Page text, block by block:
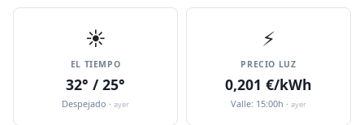
☀️
EL TIEMPO
32° / 25°
Despejado · ayer
⚡
PRECIO LUZ
0,201 €/kWh
Valle: 15:00h · ayer